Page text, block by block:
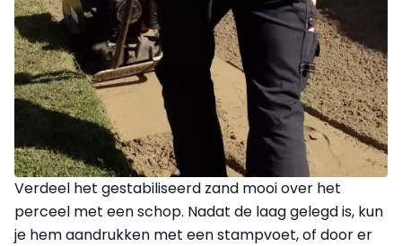
Verdeel het gestabiliseerd zand mooi over het
perceel met een schop. Nadat de laag gelegd is, kun
je hem aandrukken met een stampvoet, of door er